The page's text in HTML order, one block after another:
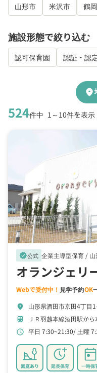
山形市 米沢市 鶴
施設形態で絞り込む
認可保育園 認証・認
524件中 1～10件を表示
location_on
verified公式 企業主導型保育 /
オランジェリ
Webで受付中！ 見学予約OK
location_on 山形県酒田市京田4丁目
train ＪＲ羽越本線酒田駅か
schedule 平日 7:30~21:30 土曜
園庭あり 延長保育 一時保